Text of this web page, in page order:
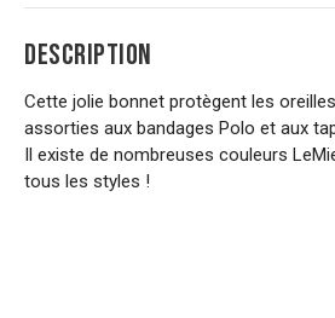
DESCRIPTION
Cette jolie bonnet protègent les
assorties aux bandages Polo et aux
Il existe de nombreuses couleurs
tous les styles !